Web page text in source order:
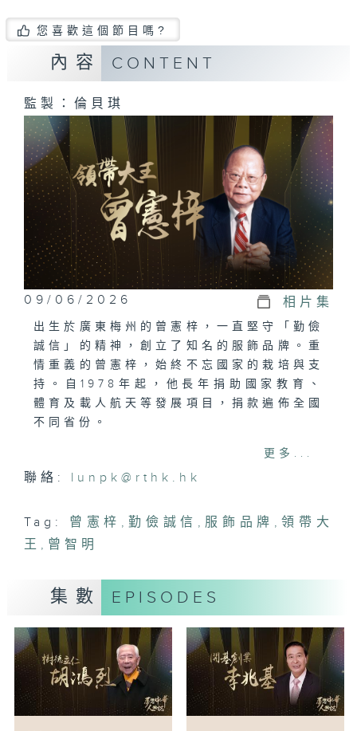
您喜歡這個節目嗎?
內容 CONTENT
監製：倫貝琪
09/06/2026 相片集
出生於廣東梅州的曾憲梓，一直堅守「勤儉
誠信」的精神，創立了知名的服飾品牌。重
情重義的曾憲梓，始終不忘國家的栽培與支
持。自1978年起，他長年捐助國家教育、
體育及載人航天等發展項目，捐款遍佈全國
不同省份。
曾智明（曾憲梓兒子）
張定武（梅州曾憲梓中學2000屆校友）
胡軍教授（暨南大學前任校長及曾憲梓教育
更多...
聯絡: lunpk@rthk.hk
Tag: 曾憲梓 , 勤儉誠信 , 服飾品牌 , 領帶大
王 , 曾智明
集數 EPISODES